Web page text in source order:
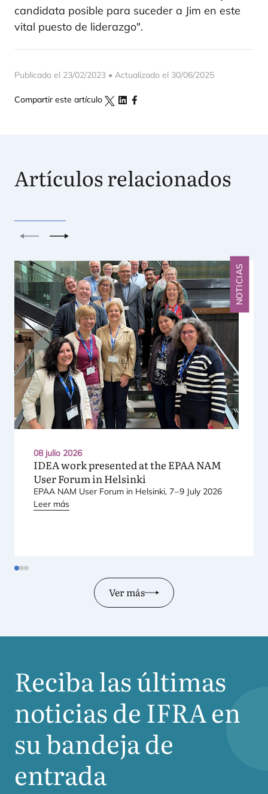
candidata posible para suceder a Jim en este
vital puesto de liderazgo".
Publicado el 23/02/2023 • Actualizado el 30/06/2025
Compartir este artículo
Artículos relacionados
AnteriorSiguiente
08 julio 2026
NOTICIAS
IDEAwork presented at the EPAANAM
User Forum in Helsinki
EPAA NAM User Forum in Hel­sin­ki, 7–9 July 2026
Leer más
Ver más
Reciba las últimas
noticias deIFRAen
su bandeja de
entrada